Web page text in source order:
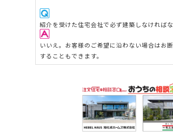
紹介を受けた住宅会社で必ず建築しなければ
いいえ。お客様のご希望に沿わない場合はお
することもできます。